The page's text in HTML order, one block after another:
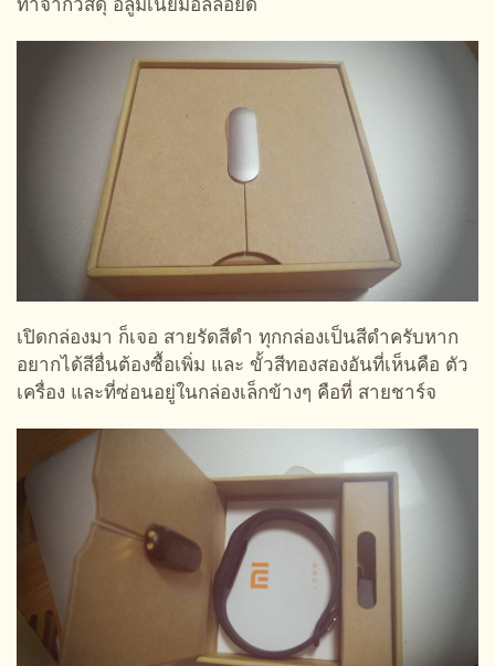
ทำจากวัสดุ อลูมิเนียมอัลลอยด์
เปิดกล่องมา ก็เจอ สายรัดสีดำ ทุกกล่องเป็นสีดำครับหาก
อยากได้สีอื่นต้องซื้อเพิ่ม และ ขั้วสีทองสองอันที่เห็นคือ ตัว
เครื่อง และที่ซ่อนอยู่ในกล่องเล็กข้างๆ คือที่ สายชาร์จ